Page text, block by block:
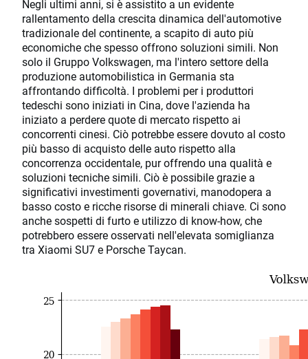
Negli ultimi anni, si è assistito a un evidente
rallentamento della crescita dinamica dell'automotive
tradizionale del continente, a scapito di auto più
economiche che spesso offrono soluzioni simili. Non
solo il Gruppo Volkswagen, ma l'intero settore della
produzione automobilistica in Germania sta
affrontando difficoltà. I problemi per i produttori
tedeschi sono iniziati in Cina, dove l'azienda ha
iniziato a perdere quote di mercato rispetto ai
concorrenti cinesi. Ciò potrebbe essere dovuto al costo
più basso di acquisto delle auto rispetto alla
concorrenza occidentale, pur offrendo una qualità e
soluzioni tecniche simili. Ciò è possibile grazie a
significativi investimenti governativi, manodopera a
basso costo e ricche risorse di minerali chiave. Ci sono
anche sospetti di furto e utilizzo di know-how, che
potrebbero essere osservati nell'elevata somiglianza
tra Xiaomi SU7 e Porsche Taycan.